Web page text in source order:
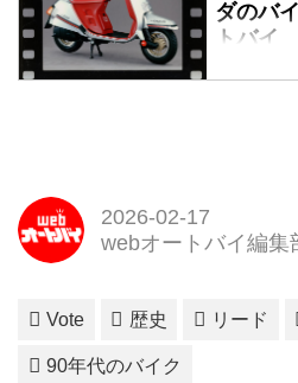
ダのバ
トバイ
2026-02-17
webオートバイ編集
Vote 歴史 リード
90年代のバイク